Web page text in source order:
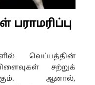
வெப்பத்தின்
சற்றுக்
ஆனால்,